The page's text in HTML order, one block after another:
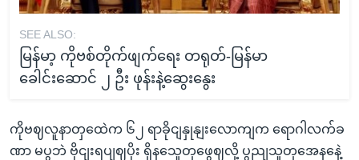
SEE ALSO:
မြန်မာ့ ကိုဗစ်တိုက်ဖျက်ရေး တရုတ်-မြန်မာ
ခေါင်းဆောင် ၂ ဦး ဖုန်းနဲ့ဆွေးနွေး
ကိုဗဈလူနာတှထေဲက ၆၂ ရာခိုငျနှုနျးလောကျက ရောဂါလက်ခ
ဏာ မပွဘဲ ဗိုငျးရပျဈပိုး ရှိနသေူတှဖွေဈလို့ ပွညျသူတှအေနနေဲ့